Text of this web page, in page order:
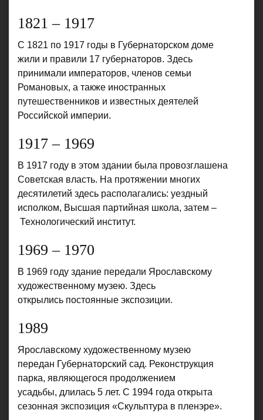
1821 – 1917
С 1821 по 1917 годы в Губернаторском доме
жили и правили 17 губернаторов. Здесь
принимали императоров, членов семьи
Романовых, а также иностранных
путешественников и известных деятелей
Российской империи.
1917 – 1969
В 1917 году в этом здании была провозглашена
Советская власть. На протяжении многих
десятилетий здесь располагались: уездный
исполком, Высшая партийная школа, затем –
Технологический институт.
1969 – 1970
В 1969 году здание передали Ярославскому
художественному музею. Здесь
открылись постоянные экспозиции.
1989
Ярославскому художественному музею
передан Губернаторский сад. Реконструкция
парка, являющегося продолжением
усадьбы, длилась 5 лет. С 1994 года открыта
сезонная экспозиция «Скульптура в пленэре».